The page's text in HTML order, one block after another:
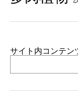
サイト内コンテン